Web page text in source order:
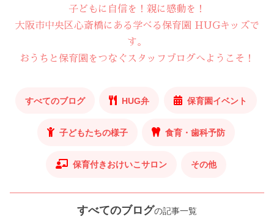
子どもに自信を！親に感動を！
大阪市中央区心斎橋にある学べる保育園 HUGキッズで
す。
おうちと保育園をつなぐスタッフブログへようこそ！
すべてのブログ HUG弁 保育園イベント
子どもたちの様子 食育・歯科予防
保育付きおけいこサロン その他
すべてのブログの記事一覧